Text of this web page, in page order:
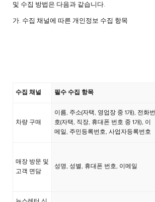
및 수집 방법은 다음과 같습니다.
가. 수집 채널에 따른 개인정보 수집 항목
수집 채널 필수 수집 항목
차량 구매
이름, 주소(자택, 영업장 중 1개), 전화번
호(자택, 직장, 휴대폰 번호 중 1개), 이
메일, 주민등록번호, 사업자등록번호
매장 방문 및
고객 면담
성명, 성별, 휴대폰 번호, 이메일